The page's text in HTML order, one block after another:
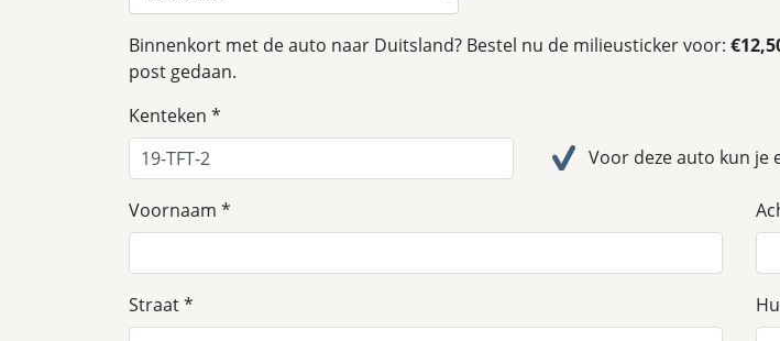
Binnenkort met de auto naar Duitsland? Bestel nu de milieusticker voor:
post gedaan.
Kenteken
Voor deze auto kun je
Voornaam
Straat